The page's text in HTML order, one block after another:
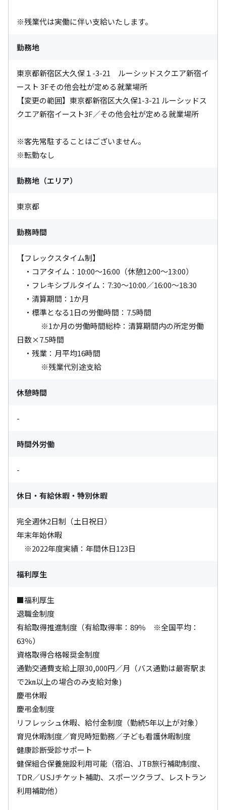
※残業代は実働に伴い支給いたします。
勤務地
東京都新宿区大久保１-3-21　ルーシッドスクエア新宿イ
ースト 3Fその他会社が定める就業場所
【変更の範囲】東京都新宿区大久保1-3-21 ルーシッドス
クエア新宿イースト3F／その他会社が定める就業場所
※客先常駐することはございません。
※転勤なし
勤務地（エリア）
東京都
勤務時間
【フレックスタイム制】
・コアタイム：10:00～16:00（休憩12:00～13:00）
・フレキシブルタイム：7:30～10:00／16:00～18:30
・清算期間：1か月
・標準となる1日の労働時間：7.5時間
※1か月の労働時間総枠：清算期間内の所定労働
日数×7.5時間
・残業：月平均16時間
※残業代別途支給
休憩時間
-
時間外労働
-
休日・有給休暇・特別休暇
完全週休2日制（土日祝日）
年末年始休暇
※2022年度実績：年間休日123日
福利厚生
■福利厚生
退職金制度
有給取得推進制度（有給取得率：89％　※全国平均：
63％）
資格取得合格報奨金制度
通勤交通費支給上限30,000円／月（バス通勤は最寄駅ま
で2㎞以上の場合のみ支給対象)
慶弔休暇
慶弔金制度
リフレッシュ休暇、給付金制度（勤続5年以上が対象）
育児休暇制度／育児時短勤務／子ども看護休暇制度
健康診断受診サポート
健保組合保養施設利用可能（宿泊、JTB旅行補助制度、
TDR／USJチケット補助、スポーツクラブ、レストラン
利用補助他）